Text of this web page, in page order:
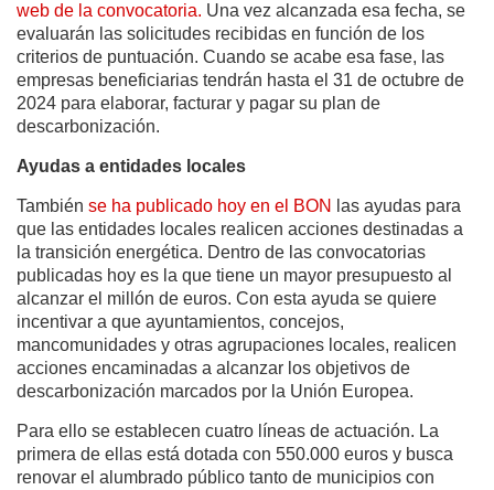
web de la convocatoria. Una vez alcanzada esa fecha, se
evaluarán las solicitudes recibidas en función de los
criterios de puntuación. Cuando se acabe esa fase, las
empresas beneficiarias tendrán hasta el 31 de octubre de
2024 para elaborar, facturar y pagar su plan de
descarbonización.
Ayudas a entidades locales
También se ha publicado hoy en el BON
las ayudas para
que las entidades locales realicen acciones destinadas a
la transición energética. Dentro de las convocatorias
publicadas hoy es la que tiene un mayor presupuesto al
alcanzar el millón de euros. Con esta ayuda se quiere
incentivar a que ayuntamientos, concejos,
mancomunidades y otras agrupaciones locales, realicen
acciones encaminadas a alcanzar los objetivos de
descarbonización marcados por la Unión Europea.
Para ello se establecen cuatro líneas de actuación. La
primera de ellas está dotada con 550.000 euros y busca
renovar el alumbrado público tanto de municipios con